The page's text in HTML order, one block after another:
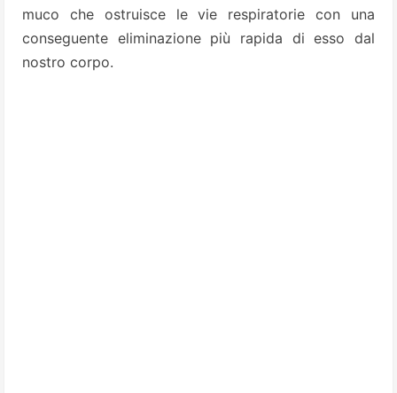
muco che ostruisce le vie respiratorie con una
conseguente eliminazione più rapida di esso dal
nostro corpo.